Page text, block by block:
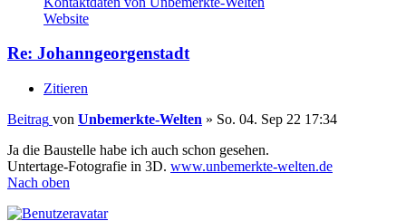
Website
Re: Johanngeorgenstadt
Zitieren
Beitrag von Unbemerkte-Welten » So. 04. Sep 22 17:34
Ja die Baustelle habe ich auch schon gesehen.
Untertage-Fotografie in 3D. www.unbemerkte-welten.de
Nach oben